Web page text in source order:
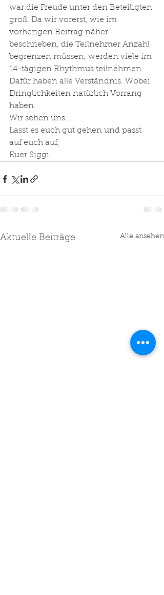
war die Freude unter den Beteiligten
groß. Da wir vorerst, wie im
vorherigen Beitrag näher
beschrieben, die Teilnehmer Anzahl
begrenzen müssen, werden viele im
14-tägigen Rhythmus teilnehmen.
Dafür haben alle Verständnis. Wobei
Dringlichkeiten natürlich Vorrang
haben.
Wir sehen uns...
Lasst es euch gut gehen und passt
auf euch auf,
Euer Siggi.
Aktuelle Beiträge Alle ansehen